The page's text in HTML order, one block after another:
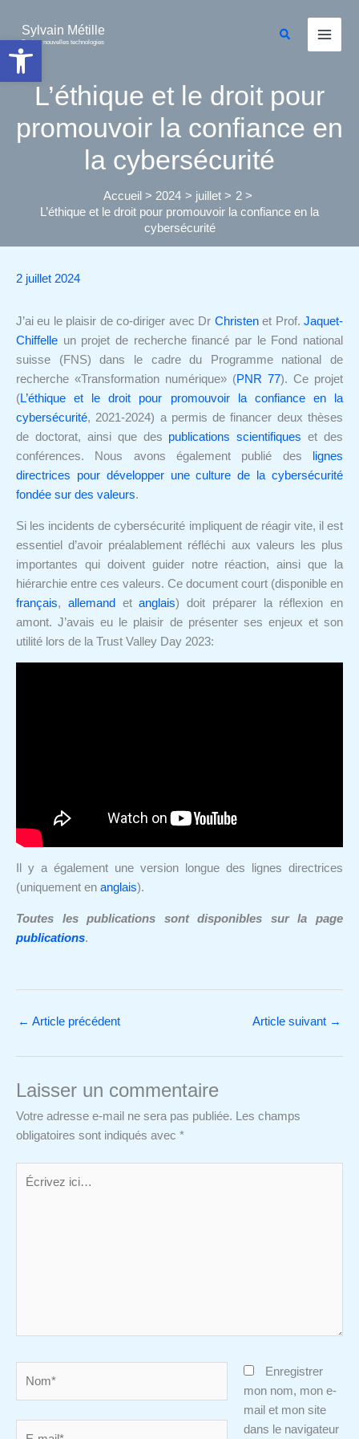
Ouvrir la barre d’outils
contenu
Sylvain Métille
Droit et nouvelles technologies
Rechercher
L’éthique et le droit pour
promouvoir la confiance en
la cybersécurité
Accueil 2024 juillet
2
L’éthique et le droit pour promouvoir la confiance en la
cybersécurité
2 juillet 2024
J’ai eu le plaisir de co-diriger avec Dr Christenet Prof.Jaquet-
Chiffelle un projet de recherche financé par le Fond national
suisse (FNS) dans le cadre du Programme national de
recherche «Transformation numérique» (PNR 77). Ce projet
(L’éthique et le droit pour promouvoir la confiance en la
cybersécurité, 2021-2024) a permis de financer deux thèses
de doctorat, ainsi que des publications scientifiques et des
conférences. Nous avons également publié des
lignes
directrices pour développer une culture de la cybersécurité
fondée sur des valeurs.
Si les incidents de cybersécurité impliquent de réagir vite, il est
essentiel d’avoir préalablement réfléchi aux valeurs les plus
importantes qui doivent guider notre réaction, ainsi que la
hiérarchie entre ces valeurs. Ce document court (disponible en
français, allemand etanglais) doit préparer la réflexion en
amont. J’avais eu le plaisir de présenter ses enjeux et son
utilité lors de la Trust Valley Day 2023:
Il y a également une version longue des lignes directrices
(uniquement en anglais).
Toutes les publications sont disponibles sur la page
publications.
← Article précédent Article suivant →
Laisser un commentaire
Votre adresse e-mail ne sera pas publiée. Les champs
obligatoires sont indiqués avec *
Enregistrer
mon nom, mon e-
mail et mon site
dans le navigateur